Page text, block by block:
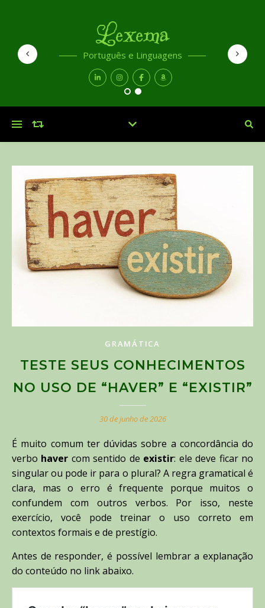
Lexema
Português e Linguagens
GRAMÁTICA
TESTE SEUS CONHECIMENTOS
NO USO DE “HAVER” E “EXISTIR”
30 de junho de 2026
É muito comum ter dúvidas sobre a concordância do
verbo haver com sentido de existir: ele deve ficar no
singular ou pode ir para o plural? A regra gramatical é
clara, mas o erro é frequente porque muitos o
confundem com outros verbos. Por isso, neste
exercício, você pode treinar o uso correto em
contextos formais e de prestígio.
Antes de responder, é possível lembrar a explanação
do conteúdo no link abaixo.